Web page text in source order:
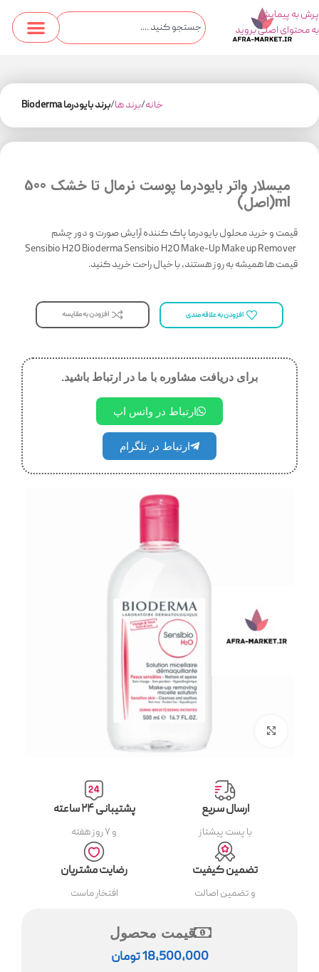
پرش به پیمایش
به محتوای اصلی بروید
خانه برند ها برند بایودرما Bioderma
میسلار واتر بایودرما پوست نرمال تا خشک 500
ml(اصل)
قیمت و خرید محلول بایودرما پاک کننده آرایش صورت و دور چشم
Sensibio H2O Bioderma Sensibio H2O Make-Up Make up Remover
قیمت ها همیشه به روز هستند، با خیال راحت خرید کنید.
افزودن به علاقه مندی افزودن به مقایسه
برای دریافت مشاوره با ما در ارتباط باشید.
ارتباط در واتس اپ
ارتباط در تلگرام
ارسال سریع
با پست پیشتاز
پشتیبانی ۲۴ ساعته
و ۷ روز هفته
تضمین کیفیت
و تضمین اصالت
رضایت مشتریان
افتخار ماست
قیمت محصول
18,500,000تومان